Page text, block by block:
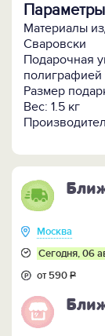
Материалы
Сваровски
Подарочная
полиграфией
Размер
Вес: 1.5 кг
Москва
Сегодня, 06
от 590Р